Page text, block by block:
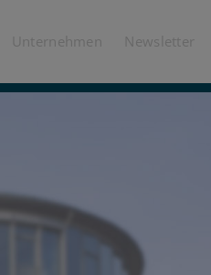
Unternehmen Newsletter